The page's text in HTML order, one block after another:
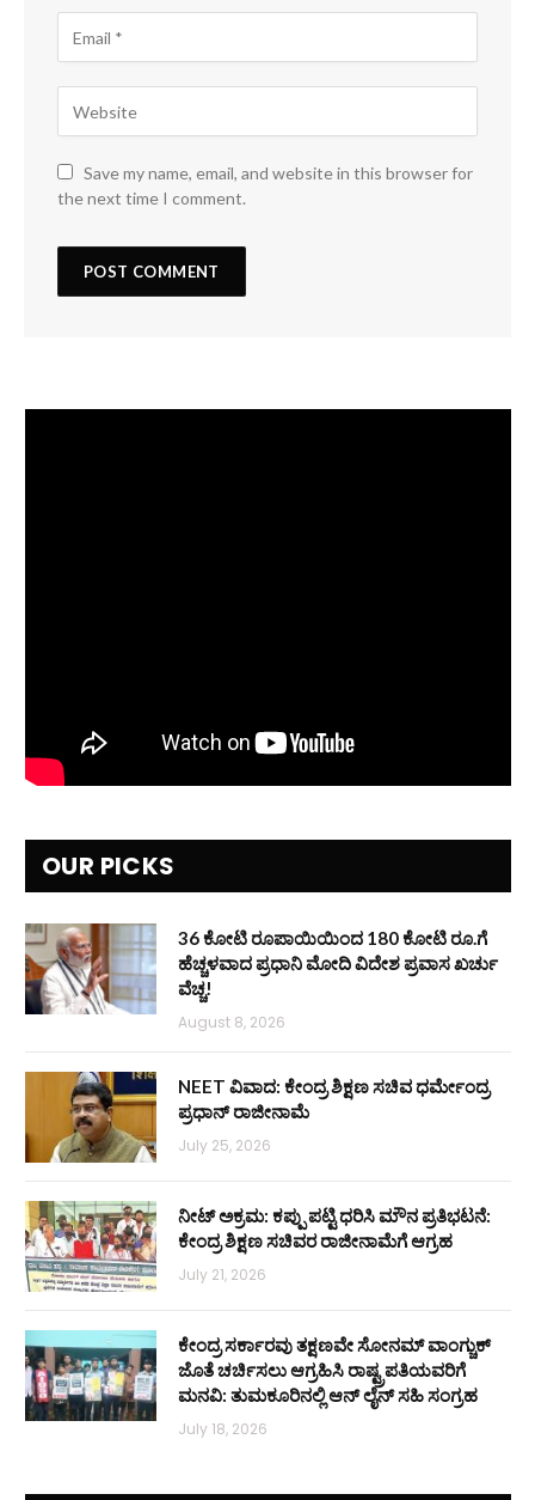
Save my name, email, and website in this browser for
the next time I comment.
OUR PICKS
36 ಕೋಟಿ ರೂಪಾಯಿಯಿಂದ 180 ಕೋಟಿ ರೂ.ಗೆ
ಹೆಚ್ಚಳವಾದ ಪ್ರಧಾನಿ ಮೋದಿ ವಿದೇಶ ಪ್ರವಾಸ ಖರ್ಚು
ವೆಚ್ಚ!
August 8, 2026
NEET ವಿವಾದ: ಕೇಂದ್ರ ಶಿಕ್ಷಣ ಸಚಿವ ಧರ್ಮೇಂದ್ರ
ಪ್ರಧಾನ್ ರಾಜೀನಾಮೆ
July 25, 2026
ನೀಟ್ ಅಕ್ರಮ: ಕಪ್ಪು ಪಟ್ಟಿ ಧರಿಸಿ ಮೌನ ಪ್ರತಿಭಟನೆ:
ಕೇಂದ್ರ ಶಿಕ್ಷಣ ಸಚಿವರ ರಾಜೀನಾಮೆಗೆ ಆಗ್ರಹ
July 21, 2026
ಕೇಂದ್ರ ಸರ್ಕಾರವು ತಕ್ಷಣವೇ ಸೋನಮ್ ವಾಂಗ್ಚುಕ್
ಜೊತೆ ಚರ್ಚಿಸಲು ಆಗ್ರಹಿಸಿ ರಾಷ್ಟ್ರಪತಿಯವರಿಗೆ
ಮನವಿ: ತುಮಕೂರಿನಲ್ಲಿ ಆನ್‌ ಲೈನ್ ಸಹಿ ಸಂಗ್ರಹ
July 18, 2026